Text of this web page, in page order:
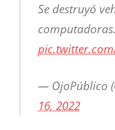
Se destruyó
— OjoPúblico
16, 2022